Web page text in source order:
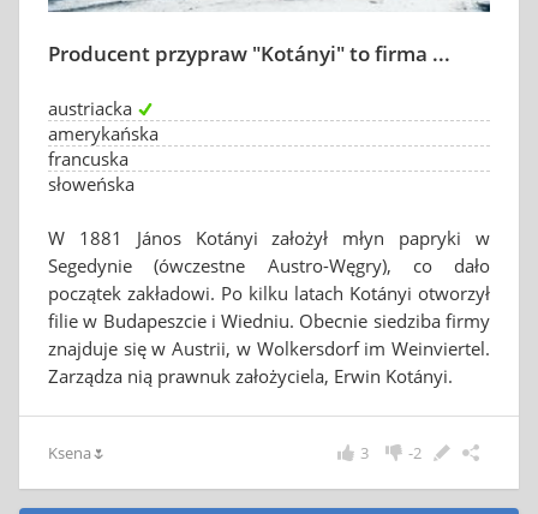
Producent przypraw "Kotányi" to firma ...
austriacka
amerykańska
francuska
słoweńska
W 1881 János Kotányi założył młyn papryki w
Segedynie (ówczestne Austro-Węgry), co dało
początek zakładowi. Po kilku latach Kotányi otworzył
filie w Budapeszcie i Wiedniu. Obecnie siedziba firmy
znajduje się w Austrii, w Wolkersdorf im Weinviertel.
Zarządza nią prawnuk założyciela, Erwin Kotányi.
Ksena🌷 -2
3